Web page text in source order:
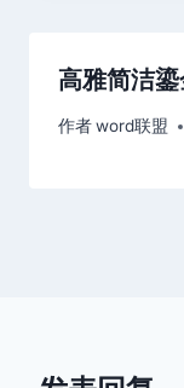
高雅简洁
作者word联盟